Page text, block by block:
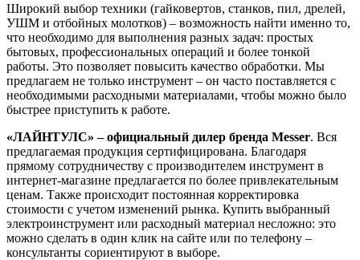
Широкий выбор техники (гайковертов, станков, пил, дрелей,
УШМ и отбойных молотков) – возможность найти именно то,
что необходимо для выполнения разных задач: простых
бытовых, профессиональных операций и более тонкой
работы. Это позволяет повысить качество обработки. Мы
предлагаем не только инструмент – он часто поставляется с
необходимыми расходными материалами, чтобы можно было
быстрее приступить к работе.
«ЛАЙНТУЛС» – официальный дилер бренда Messer. Вся
предлагаемая продукция сертифицирована. Благодаря
прямому сотрудничеству с производителем инструмент в
интернет-магазине предлагается по более привлекательным
ценам. Также происходит постоянная корректировка
стоимости с учетом изменений рынка. Купить выбранный
электроинструмент или расходный материал несложно: это
можно сделать в один клик на сайте или по телефону –
консультанты сориентируют в выборе.